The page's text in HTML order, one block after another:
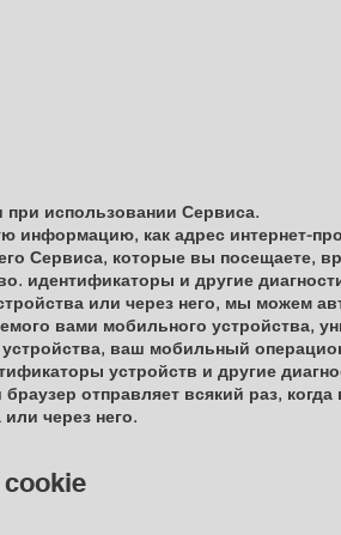
использовании Сервиса.
информацию, как адрес интернет-
Сервиса, которые вы посещаете,
идентификаторы и другие
или через него, мы можем
вами мобильного устройства,
ваш мобильный
устройств и другие
отправляет всякий раз,
через него.